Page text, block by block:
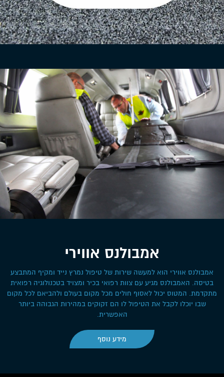
אמבולנס אווירי
אמבולנס אווירי הוא למעשה שירות של טיפול נמרץ נייד ומקיף המתבצע
בטיסה. האמבולנס מגיע עם צוות רפואי בכיר ומצויד בטכנולוגיה רפואית
מתקדמת. המטוס יכול לאסוף חולים מכל מקום בעולם ולהביאם לכל מקום
שבו יוכלו לקבל את הטיפול לו הם זקוקים במהירות הגבוהה ביותר
האפשרית.
מידע נוסף